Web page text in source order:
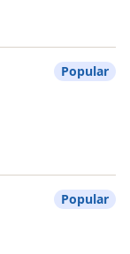
Popular
Popular